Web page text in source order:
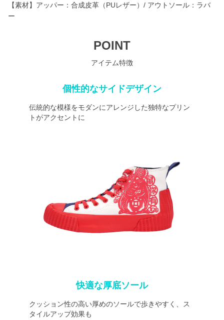
【素材】アッパー：合成皮革（PUレザー）/ アウトソール：ラバ
ー
POINT
アイテム特徴
個性的なサイドデザイン
伝統的な模様をモダンにアレンジした独特なプリン
トがアクセントに
快適な厚底ソール
クッション性の高い厚めのソールで歩きやすく、ス
タイルアップ効果も